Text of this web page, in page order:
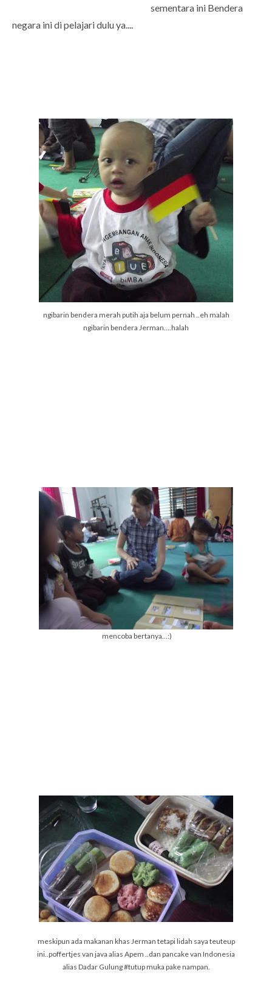
sementara ini Bendera
negara ini di pelajari dulu ya....
ngibarin bendera merah putih aja belum pernah ..eh malah
ngibarin bendera Jerman....halah
mencoba bertanya...:)
meskipun ada makanan khas Jerman tetapi lidah saya teuteup
ini..poffertjes van java alias Apem ..dan pancake van Indonesia
alias Dadar Gulung #tutup muka pake nampan.